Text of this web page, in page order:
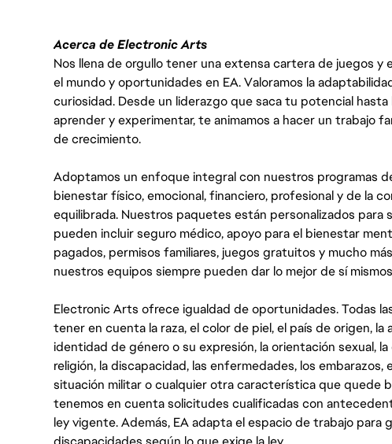
Acerca de Electronic Arts
Nos llena de orgullo tener una extensa cartera de juegos
el mundo y oportunidades en EA. Valoramos la
curiosidad. Desde un liderazgo que saca tu potencial
aprender y experimentar, te animamos a hacer un trabajo
de crecimiento.
Adoptamos un enfoque integral con nuestros programas
bienestar físico, emocional, financiero, profesional y de la
equilibrada. Nuestros paquetes están personalizados para
pueden incluir seguro médico, apoyo para el bienestar
pagados, permisos familiares, juegos gratuitos y mucho
nuestros equipos siempre pueden dar lo mejor de sí
Electronic Arts ofrece igualdad de oportunidades. Todas
tener en cuenta la raza, el color de piel, el país de origen, la
identidad de género o su expresión, la orientación sexual,
religión, la discapacidad, las enfermedades, los embarazos,
situación militar o cualquier otra característica que quede
tenemos en cuenta solicitudes cualificadas con
ley vigente. Además, EA adapta el espacio de trabajo para